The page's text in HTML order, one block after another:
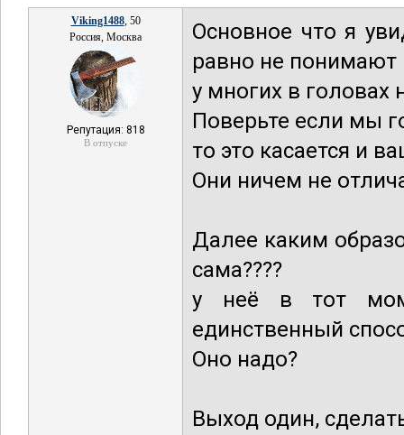
Viking1488, 50
Россия, Москва
Репутация: 818
В отпуске
Основное что я
равно не понимают
у многих в головах
Поверьте если мы
то это касается и
Они ничем не
Далее каким
сама????
у неё в тот
единственный
Оно надо?
Выход один,